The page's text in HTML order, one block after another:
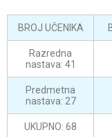
BROJ UČENIKA
Razredna
nastava: 41
Predmetna
nastava: 27
UKUPNO: 68